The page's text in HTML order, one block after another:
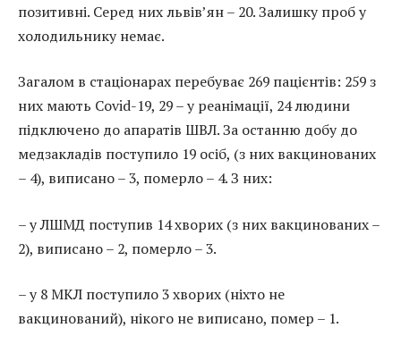
позитивні. Серед них львів’ян – 20. Залишку проб у
холодильнику немає.
Загалом в стаціонарах перебуває 269 пацієнтів: 259 з
них мають Covid-19, 29 – у реанімації, 24 людини
підключено до апаратів ШВЛ. За останню добу до
медзакладів поступило 19 осіб, (з них вакцинованих
– 4), виписано – 3, померло – 4. З них:
– у ЛШМД поступив 14 хворих (з них вакцинованих –
2), виписано – 2, померло – 3.
– у 8 МКЛ поступило 3 хворих (ніхто не
вакцинований), нікого не виписано, помер – 1.